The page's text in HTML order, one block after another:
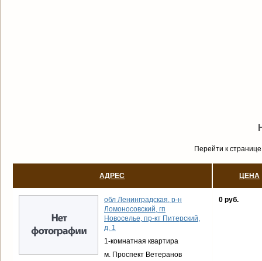
Перейти к
АДРЕС ЦЕНА
обл Ленинградская, р-н
Ломоносовский, гп
Новоселье, пр-кт Питерский,
д. 1
1-комнатная квартира
м. Проспект Ветеранов
0 руб.